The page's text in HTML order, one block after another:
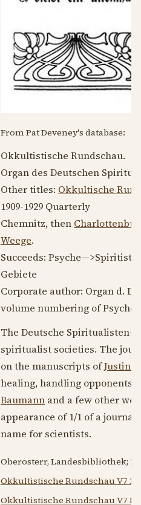
From Pat Deveney's database:
Okkultistische Rundschau.
Organ des Deutschen
Other titles: Okkultische
1909-1929 Quarterly
Chemnitz, then
Weege.
Succeeds:
Gebiete
Corporate author: Organ d.
volume numbering of
The Deutsche Spiritualisten-
spiritualist societies. The
on the manuscripts of
healing, handling opponents
Baumann and a few other
appearance of 1/1 of a
name for scientists.
Oberosterr, Landesbibliothek;
Okkultistische Rundschau V7
Okkultistische Rundschau V7 N1